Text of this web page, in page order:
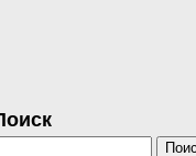
ресурсы
сексология